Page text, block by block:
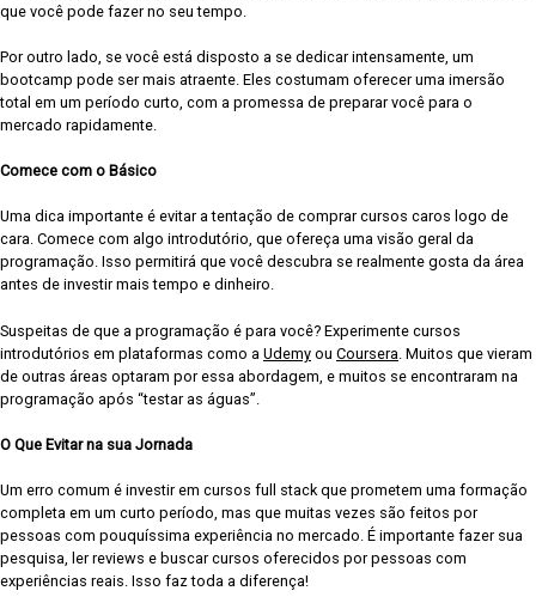
que você pode fazer no seu tempo.
Por outro lado, se você está disposto a se dedicar intensamente, um
bootcamp pode ser mais atraente. Eles costumam oferecer uma imersão
total em um período curto, com a promessa de preparar você para o
mercado rapidamente.
Comece com o Básico
Uma dica importante é evitar a tentação de comprar cursos caros logo de
cara. Comece com algo introdutório, que ofereça uma visão geral da
programação. Isso permitirá que você descubra se realmente gosta da área
antes de investir mais tempo e dinheiro.
Suspeitas de que a programação é para você? Experimente cursos
introdutórios em plataformas como a Udemy ou Coursera . Muitos que vieram
de outras áreas optaram por essa abordagem, e muitos se encontraram na
programação após “testar as águas”.
O Que Evitar na sua Jornada
Um erro comum é investir em cursos full stack que prometem uma formação
completa em um curto período, mas que muitas vezes são feitos por
pessoas com pouquíssima experiência no mercado. É importante fazer sua
pesquisa, ler reviews e buscar cursos oferecidos por pessoas com
experiências reais. Isso faz toda a diferença!